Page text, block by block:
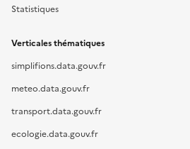
Statistiques
Verticales thématiques
simplifions.data.gouv.fr
meteo.data.gouv.fr
transport.data.gouv.fr
ecologie.data.gouv.fr